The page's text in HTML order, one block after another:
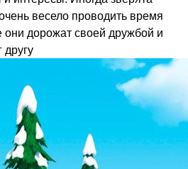
весело проводить время
дорожат своей дружбой и